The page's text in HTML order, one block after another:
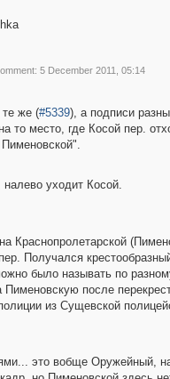
5 December 2011, 05:14
те же (#5339), а подписи
то место, где Косой пер.
уходит Косой.
Краснопролетарской
Получался
было называть по
Пименовскую после
из Сущевской
это вобще Оружейный,